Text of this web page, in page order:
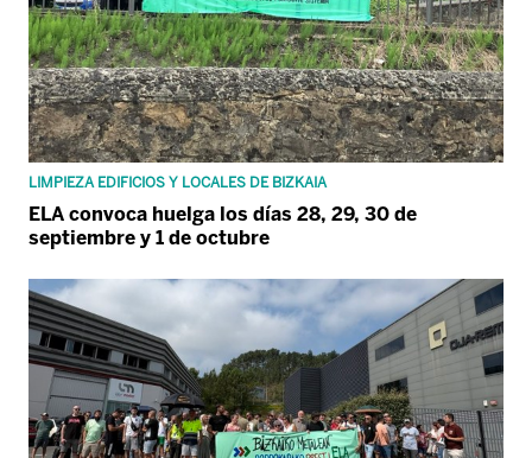
LIMPIEZA EDIFICIOS Y LOCALES DE BIZKAIA
ELA convoca huelga los días 28, 29, 30 de
septiembre y 1 de octubre